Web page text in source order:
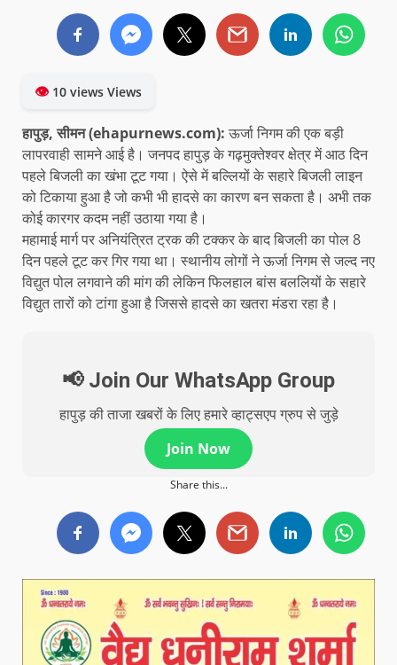
👁10 views Views
हापुड़, सीमन (ehapurnews.com): ऊर्जा निगम की एक बड़ी
लापरवाही सामने आई है। जनपद हापुड़ के गढ़मुक्तेश्वर क्षेत्र में आठ दिन
पहले बिजली का खंभा टूट गया। ऐसे में बल्लियों के सहारे बिजली लाइन
को टिकाया हुआ है जो कभी भी हादसे का कारण बन सकता है। अभी तक
कोई कारगर कदम नहीं उठाया गया है।
महामाई मार्ग पर अनियंत्रित ट्रक की टक्कर के बाद बिजली का पोल 8
दिन पहले टूट कर गिर गया था। स्थानीय लोगों ने ऊर्जा निगम से जल्द नए
विद्युत पोल लगवाने की मांग की लेकिन फिलहाल बांस बललियों के सहारे
विद्युत तारों को टांगा हुआ है जिससे हादसे का खतरा मंडरा रहा है।
📢 Join Our WhatsApp Group
हापुड़ की ताजा खबरों के लिए हमारे व्हाट्सएप ग्रुप से जुड़े
Join Now
Share this...